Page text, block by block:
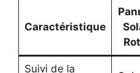
Caractéristique
Suivi de la